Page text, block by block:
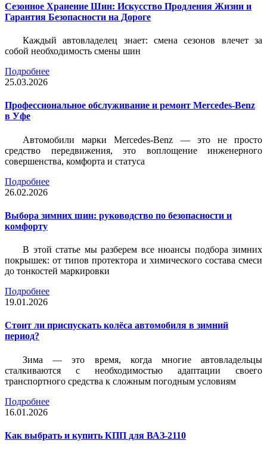
Сезонное Хранение Шин: Искусство Продления Жизни и
Гарантия Безопасности на Дороге
Каждый автовладелец знает: смена сезонов влечет за
собой необходимость смены шин
Подробнее
25.03.2026
Профессиональное обслуживание и ремонт Mercedes-Benz
в Уфе
Автомобили марки Mercedes-Benz — это не просто
средство передвижения, это воплощение инженерного
совершенства, комфорта и статуса
Подробнее
26.02.2026
Выбора зимних шин: руководство по безопасности и
комфорту
В этой статье мы разберем все нюансы подбора зимних
покрышек: от типов протектора и химического состава смеси
до тонкостей маркировки
Подробнее
19.01.2026
Стоит ли приспускать колёса автомобиля в зимний
период?
Зима — это время, когда многие автовладельцы
сталкиваются с необходимостью адаптации своего
транспортного средства к сложным погодным условиям
Подробнее
16.01.2026
Как выбрать и купить КПП для ВАЗ-2110